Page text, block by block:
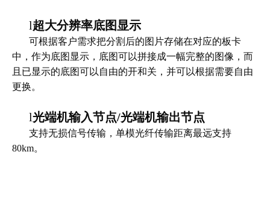
l超大分辨率底图显示
可根据客户需求把分割后的图片存储在对应的板卡
中，作为底图显示，底图可以拼接成一幅完整的图像，而
且已显示的底图可以自由的开和关，并可以根据需要自由
更换。
l光端机输入节点/光端机输出节点
支持无损信号传输，单模光纤传输距离最远支持
80km。